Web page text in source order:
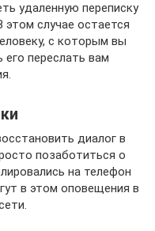
удаленную переписку
случае остается
с которым вы
его переслать вам
диалог в
позаботиться о
на телефон
в этом оповещения в